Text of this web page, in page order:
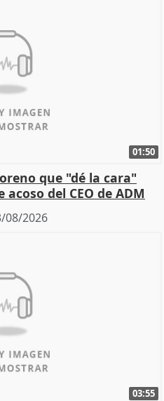
01:50
que "dé la cara"
del CEO de ADM
08/2026
03:55